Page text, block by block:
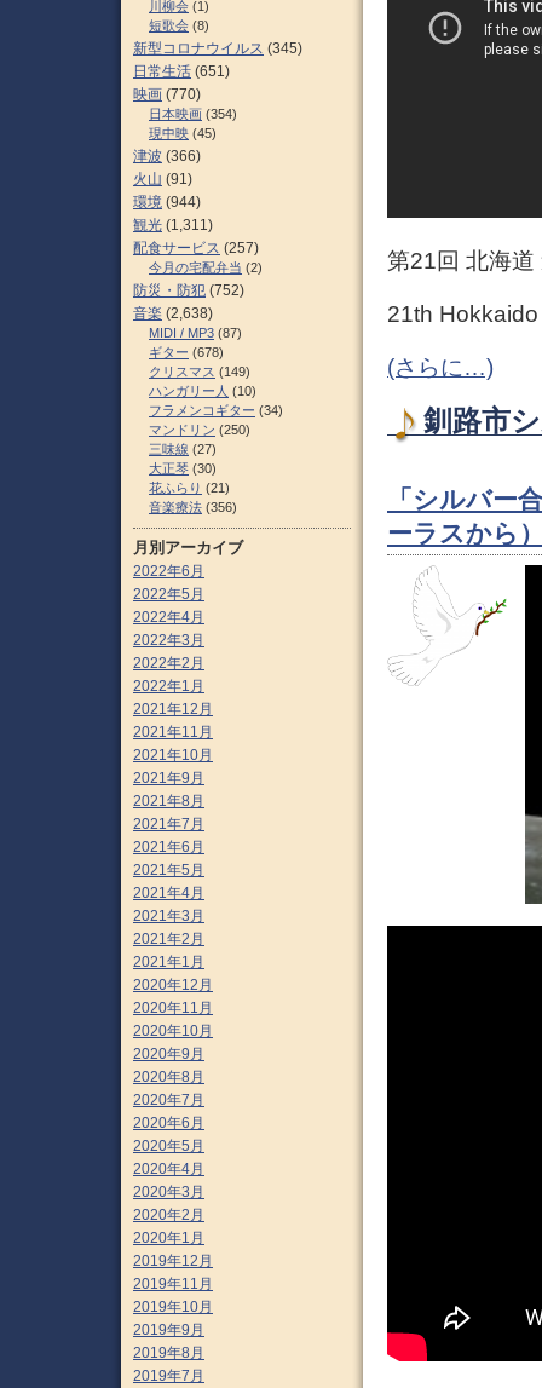
第21回 北海道
21th
(さらに…)
釧路市
「シルバー
ーラスから
川柳会 (1)
短歌会 (8)
新型コロナウイルス (345)
日常生活 (651)
映画 (770)
日本映画 (354)
現中映 (45)
津波 (366)
火山 (91)
環境 (944)
観光 (1,311)
配食サービス (257)
今月の宅配弁当 (2)
防災・防犯 (752)
音楽 (2,638)
MIDI / MP3 (87)
ギター (678)
クリスマス (149)
ハンガリー人 (10)
フラメンコギター (34)
マンドリン (250)
三味線 (27)
大正琴 (30)
花ふらり (21)
音楽療法 (356)
月別アーカイブ
2022年6月
2022年5月
2022年4月
2022年3月
2022年2月
2022年1月
2021年12月
2021年11月
2021年10月
2021年9月
2021年8月
2021年7月
2021年6月
2021年5月
2021年4月
2021年3月
2021年2月
2021年1月
2020年12月
2020年11月
2020年10月
2020年9月
2020年8月
2020年7月
2020年6月
2020年5月
2020年4月
2020年3月
2020年2月
2020年1月
2019年12月
2019年11月
2019年10月
2019年9月
2019年8月
2019年7月